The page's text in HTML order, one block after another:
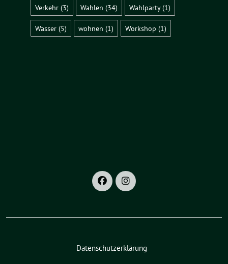
Verkehr (3) Wahlen (34) Wahlparty(1)
Wasser (5) wohnen (1) Workshop (1)
Datenschutzerklärung